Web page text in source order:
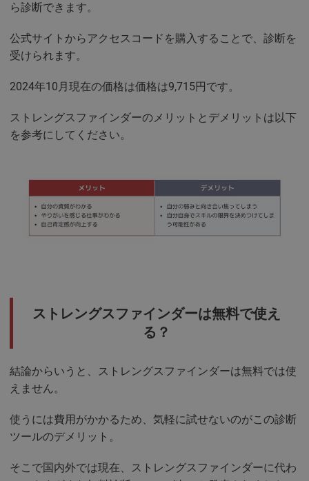
ら診断できます。
公式サイトからアクセスコードを購入することで、診断を
受けられます。
2024年10月現在の価格は価格は9,715円です。
ストレングスファインダーのメリットとデメリットは以下
を参考にしてください。
ストレングスファインダーは無料で使え
る？
結論からいうと、ストレングスファインダーは無料では使
えません。
使うには費用がかかるため、気軽に試せないのがこの診断
ツールのデメリット。
そこで国内外では現在、ストレングスファインダーに代わ